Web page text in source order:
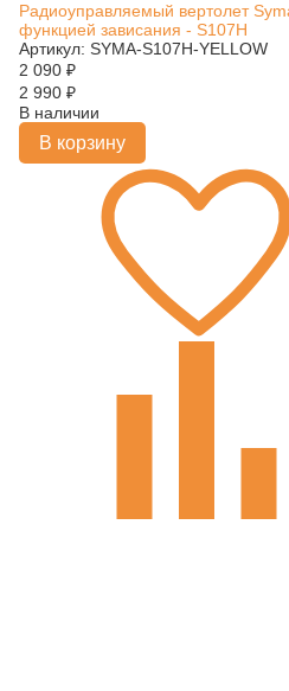
Радиоуправляемый вертолет
функцией зависания - S107H
Артикул: SYMA-S107H-YELLOW
2 090 ₽
2 990 ₽
В наличии
В корзину